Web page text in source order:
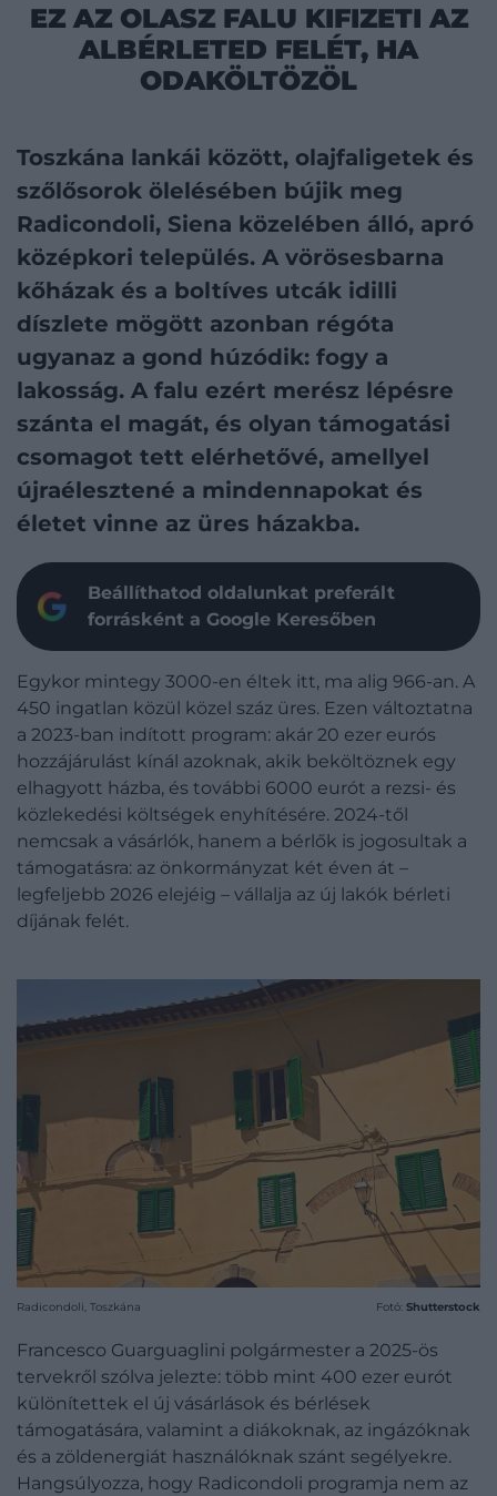
EZ AZ OLASZ FALU KIFIZETI AZ
ALBÉRLETED FELÉT, HA
ODAKÖLTÖZÖL
Toszkána lankái között, olajfaligetek és
szőlősorok ölelésében bújik meg
Radicondoli, Siena közelében álló, apró
középkori település. A vörösesbarna
kőházak és a boltíves utcák idilli
díszlete mögött azonban régóta
ugyanaz a gond húzódik: fogy a
lakosság. A falu ezért merész lépésre
szánta el magát, és olyan támogatási
csomagot tett elérhetővé, amellyel
újraélesztené a mindennapokat és
életet vinne az üres házakba.
Beállíthatod oldalunkat preferált
forrásként a Google Keresőben
Egykor mintegy 3000-en éltek itt, ma alig 966-an. A
450 ingatlan közül közel száz üres. Ezen változtatna
a 2023-ban indított program: akár 20 ezer eurós
hozzájárulást kínál azoknak, akik beköltöznek egy
elhagyott házba, és további 6000 eurót a rezsi- és
közlekedési költségek enyhítésére. 2024-től
nemcsak a vásárlók, hanem a bérlők is jogosultak a
támogatásra: az önkormányzat két éven át –
legfeljebb 2026 elejéig – vállalja az új lakók bérleti
díjának felét.
Radicondoli, Toszkána Fotó: Shutterstock
Francesco Guarguaglini polgármester a 2025-ös
tervekről szólva jelezte: több mint 400 ezer eurót
különítettek el új vásárlások és bérlések
támogatására, valamint a diákoknak, az ingázóknak
és a zöldenergiát használóknak szánt segélyekre.
Hangsúlyozza, hogy Radicondoli programja nem az